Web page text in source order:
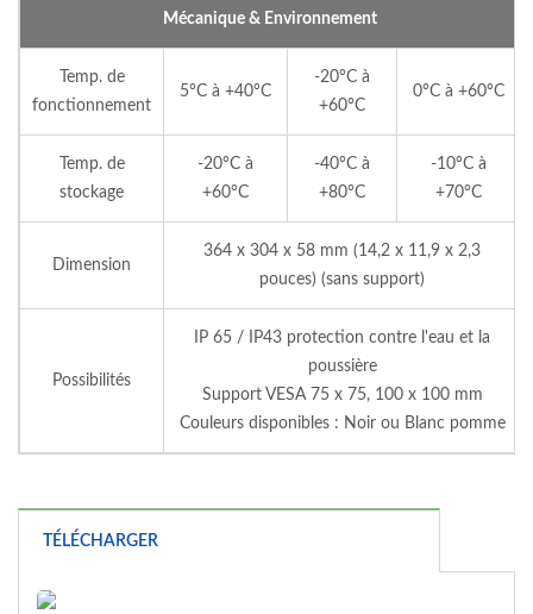
Mécanique & Environnement
Temp. de
fonctionnement
5°C à +40°C
-20°C à
+60°C
0°C à +60°C
Temp. de
stockage
-20°C à
+60°C
-40°C à
+80°C
-10°C à
+70°C
Dimension
364 x 304 x 58 mm (14,2 x 11,9 x 2,3
pouces) (sans support)
Possibilités
IP 65 / IP43 protection contre l'eau et la
poussière
Support VESA 75 x 75, 100 x 100 mm
Couleurs disponibles : Noir ou Blanc pomme
TÉLÉCHARGER